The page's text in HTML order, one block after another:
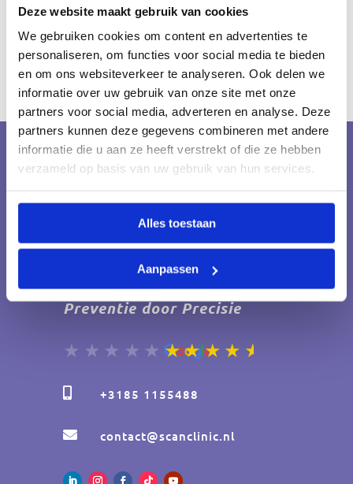
Deze website maakt gebruik van cookies
We gebruiken cookies om content en advertenties te
personaliseren, om functies voor social media te bieden
en om ons websiteverkeer te analyseren. Ook delen we
informatie over uw gebruik van onze site met onze
partners voor social media, adverteren en analyse. Deze
partners kunnen deze gegevens combineren met andere
informatie die u aan ze heeft verstrekt of die ze hebben
verzameld op basis van uw gebruik van hun services.
Alles toestaan
Aanpassen
RADIOLOOG & OPRICHTER
Preventie door Precisie
+3185 1155488
 contact@scanclinic.nl